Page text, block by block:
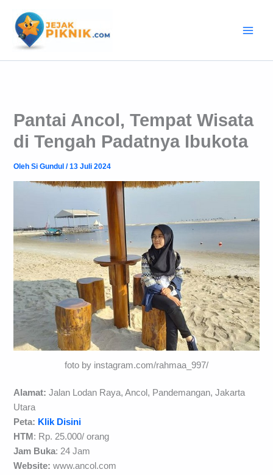
konten
Pantai Ancol, Tempat Wisata
di Tengah Padatnya Ibukota
OlehSi Gundul/13 Juli 2024
foto by instagram.com/rahmaa_997/
Alamat:Jalan Lodan Raya, Ancol, Pandemangan, Jakarta
Utara
Peta: Klik Disini
HTM : Rp. 25.000/ orang
Jam Buka: 24 Jam
Website: www.ancol.com